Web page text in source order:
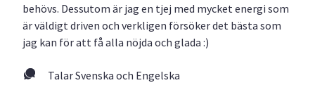
behövs. Dessutom är jag en tjej med mycket energi som
är väldigt driven och verkligen försöker det bästa som
jag kan för att få alla nöjda och glada :)
Talar Svenska och Engelska